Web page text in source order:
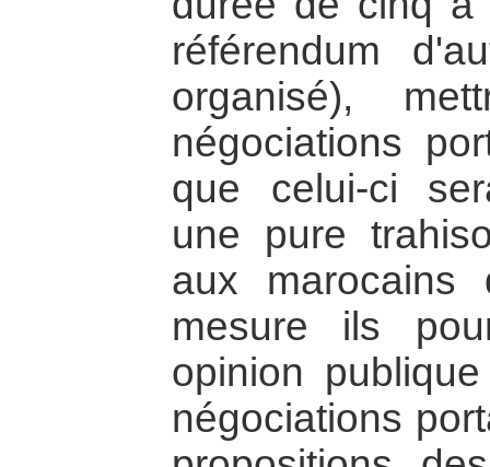
référendum
organisé),
négociations
que celui-ci
une pure
aux
mesure ils
opinion
négociations